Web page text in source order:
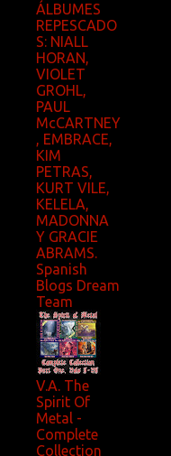
ÁLBUMES
REPESCADO
S: NIALL
HORAN,
VIOLET
GROHL,
PAUL
McCARTNEY
, EMBRACE,
KIM
PETRAS,
KURT VILE,
KELELA,
MADONNA
Y GRACIE
ABRAMS.
Spanish
Blogs Dream
Team
V.A. The
Spirit Of
Metal -
Complete
Collection